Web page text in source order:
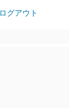
ログアウト